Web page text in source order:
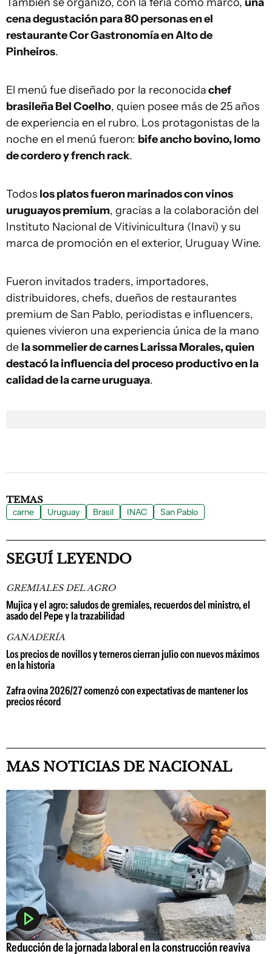
cena degustación para 80 personas en el
restaurante Cor Gastronomía en Alto de
Pinheiros.
El menú fue diseñado por la reconocidachef
brasileña Bel Coelho, quien posee más de 25 años
de experiencia en el rubro. Los protagonistas de la
noche en el menú fueron: bife ancho bovino, lomo
de cordero y french rack.
Todos los platos fueron marinados con vinos
uruguayos premium, gracias a la colaboración del
Instituto Nacional de Vitivinicultura (Inavi) y su
marca de promoción en el exterior, Uruguay Wine.
Fueron invitados traders, importadores,
distribuidores, chefs, dueños de restaurantes
premium de San Pablo, periodistas e influencers,
quienes vivieron una experiencia única de la mano
de la sommelier de carnes Larissa Morales, quien
destacó la influencia del proceso productivo en la
calidad de la carne uruguaya.
TEMAS
carne Uruguay Brasil INAC San Pablo
SEGUÍ LEYENDO
GREMIALES DEL AGRO
Mujica y el agro: saludos de gremiales, recuerdos del ministro, el
asado del Pepe y la trazabilidad
GANADERÍA
Los precios de novillos y terneros cierran julio con nuevos máximos
en la historia
Zafra ovina 2026/27 comenzó con expectativas de mantener los
precios récord
MAS NOTICIAS DE NACIONAL
Reducción de la jornada laboral en la construcción reaviva